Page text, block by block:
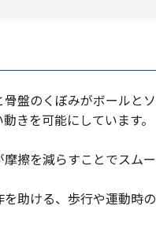
盤のくぼみがボールと
きを可能にしています。
擦を減らすことでスムー
助ける、歩行や運動時